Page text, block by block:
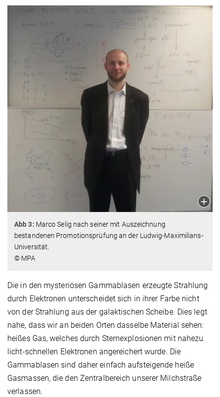
Abb 3: Marco Selig nach seiner mit Auszeichnung
bestandenen Promotionsprüfung an der Ludwig-Maximilians-
Universität.
© MPA
Die in den mysteriösen Gammablasen erzeugte Strahlung
durch Elektronen unterscheidet sich in ihrer Farbe nicht
von der Strahlung aus der galaktischen Scheibe. Dies legt
nahe, dass wir an beiden Orten dasselbe Material sehen:
heißes Gas, welches durch Sternexplosionen mit nahezu
licht-schnellen Elektronen angereichert wurde. Die
Gammablasen sind daher einfach aufsteigende heiße
Gasmassen, die den Zentralbereich unserer Milchstraße
verlassen.